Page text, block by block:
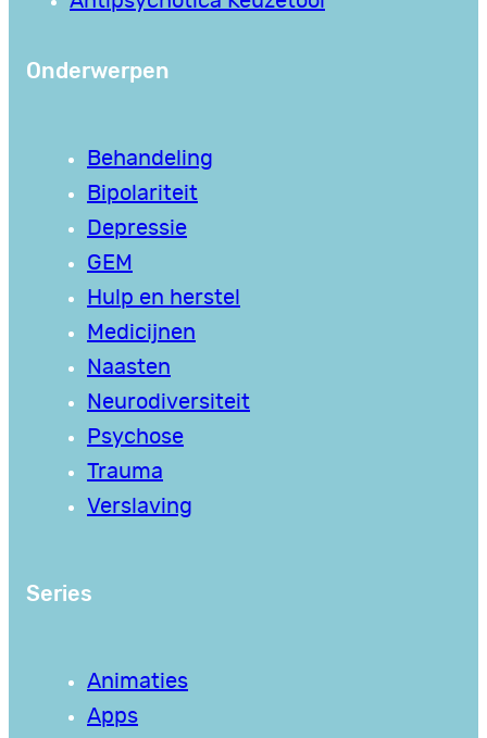
Onderwerpen
Behandeling
Bipolariteit
Depressie
GEM
Hulp en herstel
Medicijnen
Naasten
Neurodiversiteit
Psychose
Trauma
Verslaving
Series
Animaties
Apps